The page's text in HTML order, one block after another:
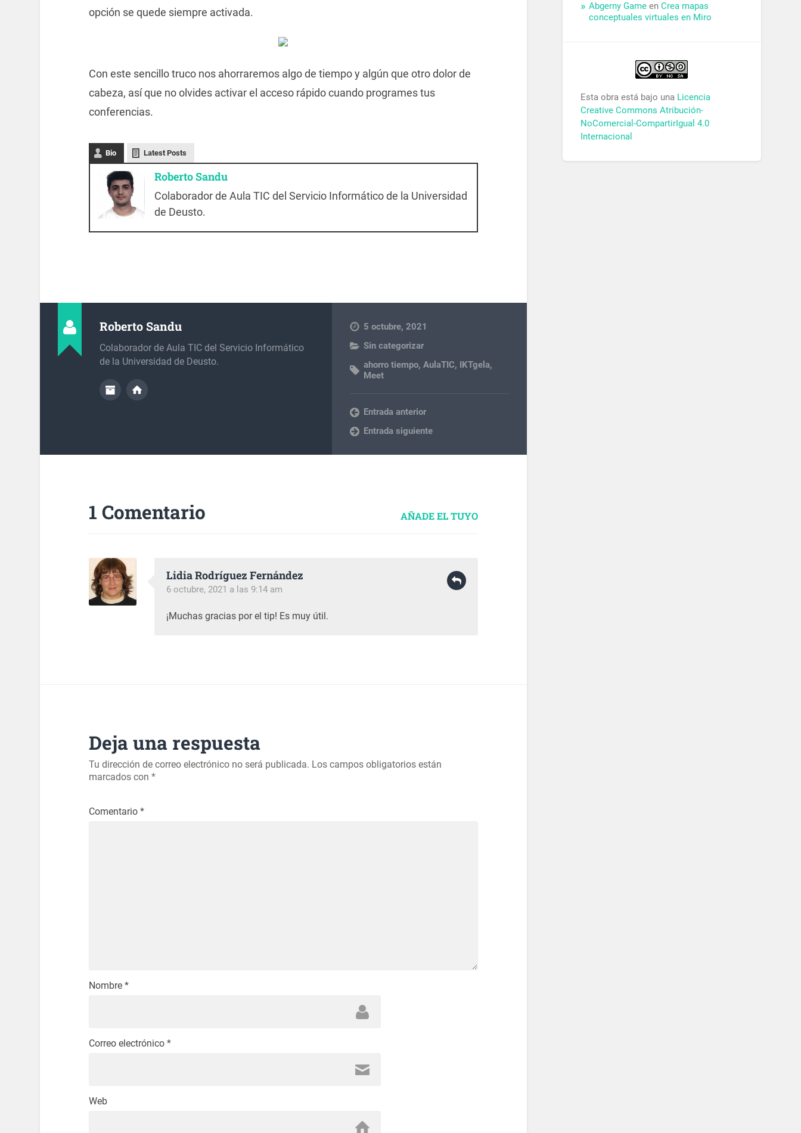
opción se quede siempre activada.
Con este sencillo truco nos ahorraremos algo de tiempo y algún que otro dolor de
cabeza, así que no olvides activar el acceso rápido cuando programes tus
conferencias.
Bio Latest Posts
Roberto Sandu
Colaborador de Aula TIC del Servicio Informático de la Universidad
de Deusto.
Roberto Sandu
Colaborador de Aula TIC del Servicio Informático
de la Universidad de Deusto.
5 octubre, 2021
Sin categorizar
ahorro tiempo,AulaTIC, IKTgela,
Meet
Entrada anterior
Entrada siguiente
1 Comentario AÑADE EL TUYO
Lidia Rodríguez Fernández
6 octubre, 2021 a las 9:14 am
¡Muchas gracias por el tip! Es muy útil.
Deja una respuesta
Tu dirección de correo electrónico no será publicada. Los campos obligatorios están
marcados con *
Comentario *
Nombre *
Correo electrónico *
Web
Abgerny Game enCrea mapas
conceptuales virtuales en Miro
Esta obra está bajo una Licencia
Creative Commons Atribución-
NoComercial-CompartirIgual 4.0
Internacional